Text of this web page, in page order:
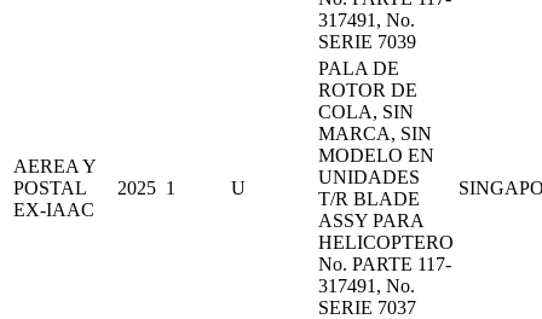
317491, No.
SERIE 7039
AEREA Y
POSTAL
EX-IAAC
2025 1 U
PALA DE
ROTOR DE
COLA, SIN
MARCA, SIN
MODELO EN
UNIDADES
T/R BLADE
ASSY PARA
HELICOPTERO
No. PARTE 117-
317491, No.
SERIE 7037